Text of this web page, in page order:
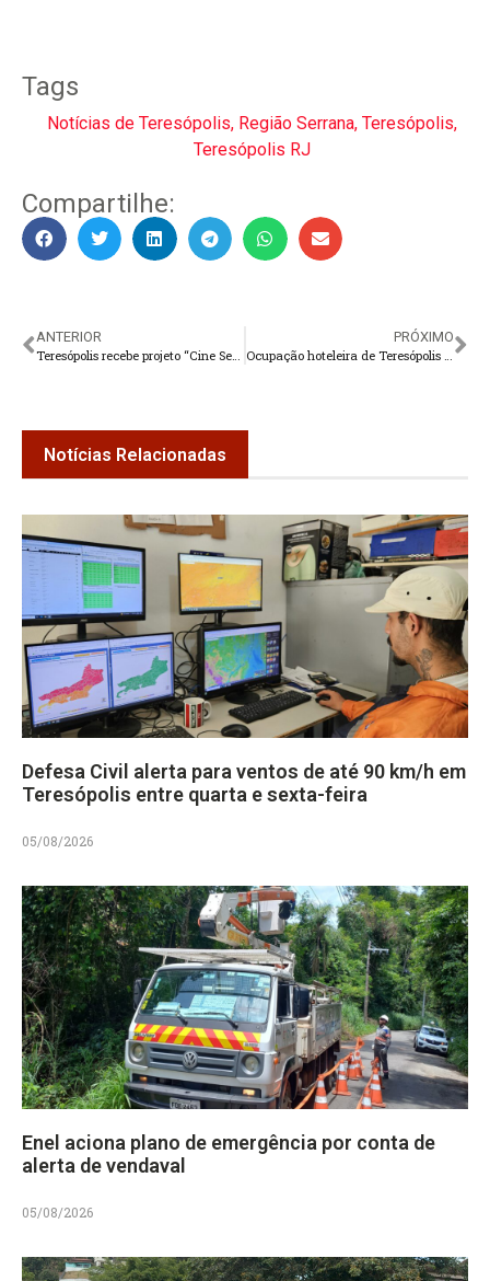
Tags
Notícias de Teresópolis, Região Serrana, Teresópolis,
Teresópolis RJ
Compartilhe:
ANTERIOR
Teresópolis recebe projeto “Cine Serra” neste domingo
PRÓXIMO
Ocupação hoteleira de Teresópolis passa de 80% no Corpus Christi
Notícias Relacionadas
Defesa Civil alerta para ventos de até 90 km/h em
Teresópolis entre quarta e sexta-feira
05/08/2026
Enel aciona plano de emergência por conta de
alerta de vendaval
05/08/2026